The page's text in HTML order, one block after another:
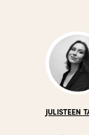
JULISTEEN